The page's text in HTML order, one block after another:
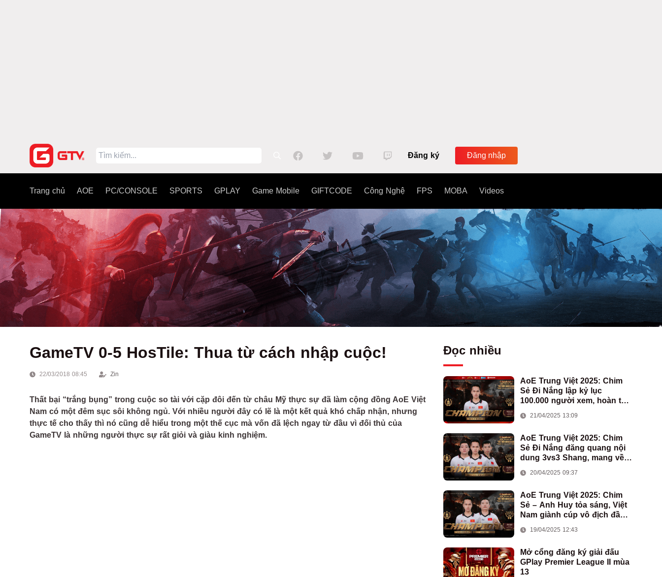
Đăng ký Đăng nhập
Trang chủ AOE PC/CONSOLE SPORTS GPLAY Game Mobile GIFTCODE Công Nghệ FPS MOBA Videos
GameTV 0-5 HosTile: Thua từ cách nhập cuộc!
22/03/2018 08:45 Zin
Thất bại “trắng bụng” trong cuộc so tài với cặp đôi đến từ châu Mỹ thực sự đã làm cộng đồng AoE Việt
Nam có một đêm sục sôi không ngủ. Với nhiều người đây có lẽ là một kết quả khó chấp nhận, nhưng
thực tế cho thấy thì nó cũng dễ hiểu trong một thế cục mà vốn đã lệch ngay từ đầu vì đối thủ của
GameTV là những người thực sự rất giỏi và giàu kinh nghiệm.
Đọc nhiều
AoE Trung Việt 2025: Chim
Sẻ Đi Nắng lập kỷ lục
100.000 người xem, hoàn tất
Việt Nam
21/04/2025 13:09
AoE Trung Việt 2025: Chim
Sẻ Đi Nắng đăng quang nội
dung 3vs3 Shang, mang về
đoàn AoE Việt Nam
20/04/2025 09:37
AoE Trung Việt 2025: Chim
Sẻ – Anh Huy tỏa sáng, Việt
Nam giành cúp vô địch đầu
19/04/2025 12:43
Mở cổng đăng ký giải đấu
GPlay Premier League II mùa
13